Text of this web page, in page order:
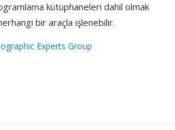
kütüphaneleri dahil olmak
bir araçla işlenebilir.
Experts Group